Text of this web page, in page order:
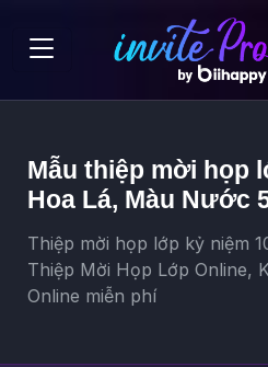
Mẫu thiệp mời họp
Hoa Lá, Màu Nước
Thiệp mời họp lớp kỷ niệm
Thiệp Mời Họp Lớp Online,
Online miễn phí